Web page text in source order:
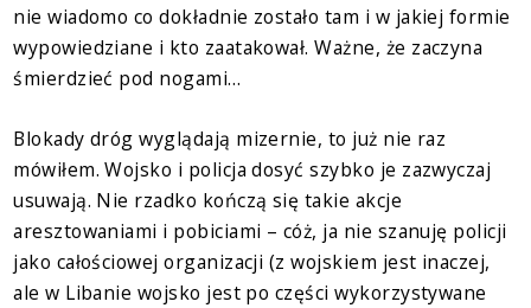
nie wiadomo co dokładnie zostało tam i w jakiej formie
wypowiedziane i kto zaatakował. Ważne, że zaczyna
śmierdzieć pod nogami…
Blokady dróg wyglądają mizernie, to już nie raz
mówiłem. Wojsko i policja dosyć szybko je zazwyczaj
usuwają. Nie rzadko kończą się takie akcje
aresztowaniami i pobiciami – cóż, ja nie szanuję policji
jako całościowej organizacji (z wojskiem jest inaczej,
ale w Libanie wojsko jest po części wykorzystywane